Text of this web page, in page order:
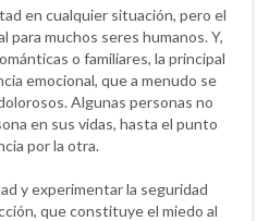
en cualquier situación, pero el
para muchos seres humanos. Y,
o familiares, la principal
emocional, que a menudo se
Algunas personas no
en sus vidas, hasta el punto
por la otra.
y experimentar la seguridad
que constituye el miedo al